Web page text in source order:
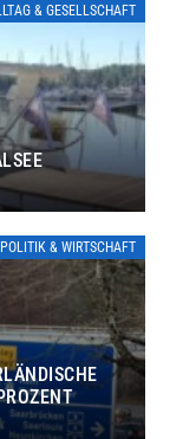
& GESELLSCHAFT
POLITIK & WIRTSCHAFT